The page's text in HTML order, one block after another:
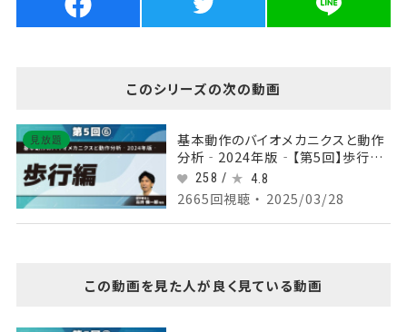
このシリーズの次の動画
見放題
基本動作のバイオメカニクスと動作
分析‐2024年版‐【第5回】歩行編
Part⑥立脚後期～遊脚期
258 / 4.8
2665回視聴 ・ 2025/03/28
この動画を見た人が良く見ている動画